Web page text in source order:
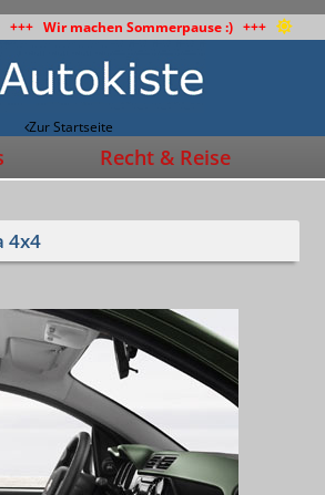
Wir machen Sommerpause :) +++
Zur Startseite
Recht & Reise
4x4